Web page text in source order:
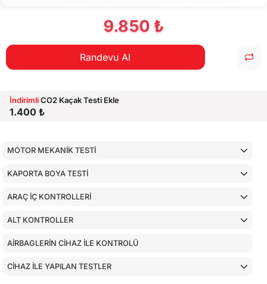
9.850 ₺
Randevu Al
İndirimliCO2 Kaçak Testi Ekle
1.400 ₺
MOTOR MEKANİK TESTİ
KAPORTA BOYA TESTİ
ARAÇ İÇ KONTROLLERİ
ALT KONTROLLER
AİRBAGLERİN CİHAZ İLE KONTROLÜ
CİHAZ İLE YAPILAN TESTLER